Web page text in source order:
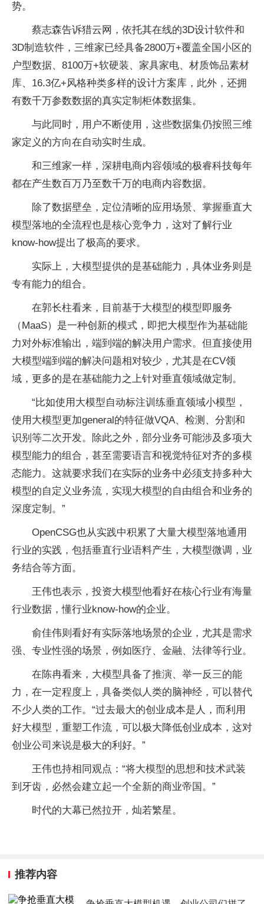
势。
蔡志森告诉猎云网，依托其在线的3D设计软件和
3D制造软件，三维家已经具备2800万+覆盖全国小区的
户型数据、8100万+软硬装、家具家电、材质饰品素材
库、16.3亿+风格种类多样的设计方案库，此外，还拥
有数千万参数数据的真实定制柜体数据集。
与此同时，用户不断使用，这些数据集仍按照三维
家定义的方向在自动实时生成。
和三维家一样，深耕电商内容领域的极睿科技每年
都在产生数百万乃至数千万的电商内容数据。
除了数据壁垒，定位清晰的应用场景、掌握垂直大
模型落地的全流程也是核心竞争力，这对了解行业
know-how提出了极高的要求。
实际上，大模型提供的是基础能力，具体业务则是
专有能力的组合。
在郭长柱看来，目前基于大模型的模型即服务
（MaaS）是一种创新的模式，即把大模型作为基础能
力对外标准输出，端到端的解决用户需求。但直接使用
大模型端到端的解决问题相对较少，尤其是在CV领
域，更多的是在基础能力之上针对垂直领域做定制。
“比如使用大模型自动标注训练垂直领域小模型，
使用大模型更加general的特征做VQA、检测、分割和
识别等二次开发。除此之外，部分业务可能涉及多项大
模型能力的组合，甚至需要语言和视觉特征对齐的多模
态能力。这就要求我们在实际的业务中必须支持多种大
模型的自定义业务流，实现大模型的自由组合和业务的
深度定制。”
OpenCSG也从实践中积累了大量大模型落地通用
行业的实践，包括垂直行业语料产生，大模型微调，业
务结合等方面。
王伟也表示，投资大模型他看好在核心行业有海量
行业数据，懂行业know-how的企业。
俞佳伟则看好有实际落地场景的企业，尤其是需求
强、专业性强的场景，例如医疗、金融、法律等行业。
在陈冉看来，大模型具备了推演、举一反三的能
力，在一定程度上，具备类似人类的脑神经，可以替代
不少人类的工作。“过去最大的创业成本是人，而利用
好大模型，重塑工作流，可以极大降低创业成本，这对
创业公司来说是极大的利好。”
王伟也持相同观点：“将大模型的思想和技术武装
到牙齿，必然会建立起一个全新的商业帝国。”
时代的大幕已然拉开，灿若繁星。
推荐内容